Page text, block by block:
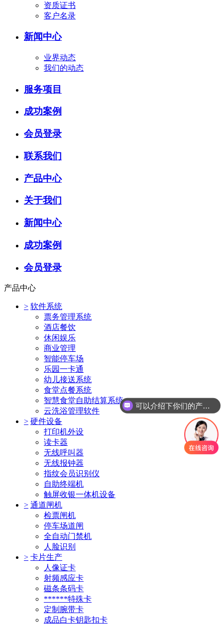
资质证书
客户名录
新闻中心
业界动态
我们的动态
服务项目
成功案例
会员登录
联系我们
产品中心
关于我们
新闻中心
成功案例
会员登录
产品中心
> 软件系统
票务管理系统
酒店餐饮
休闲娱乐
商业管理
智能停车场
乐园一卡通
幼儿接送系统
食堂点餐系统
智慧食堂自助结算系统
云洗浴管理软件
> 硬件设备
打印机外设
读卡器
无线呼叫器
无线报钟器
指纹会员识别仪
自助终端机
触屏收银一体机设备
> 通道闸机
检票闸机
停车场道闸
全自动门禁机
人脸识别
> 卡片生产
人像证卡
射频感应卡
磁条条码卡
******特殊卡
定制腕带卡
成品白卡钥匙扣卡
可以介绍下你们的产品么